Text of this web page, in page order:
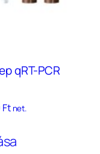
qRT-PCR
FtÁrtartomány:
2.641.500 Ft
net.